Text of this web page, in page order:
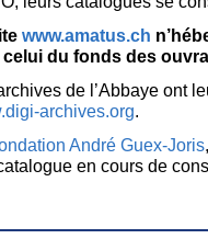
www.amatus.ch
celui du fonds des
de l’Abbaye ont
archives.org.
André Guex-Joris
en cours de